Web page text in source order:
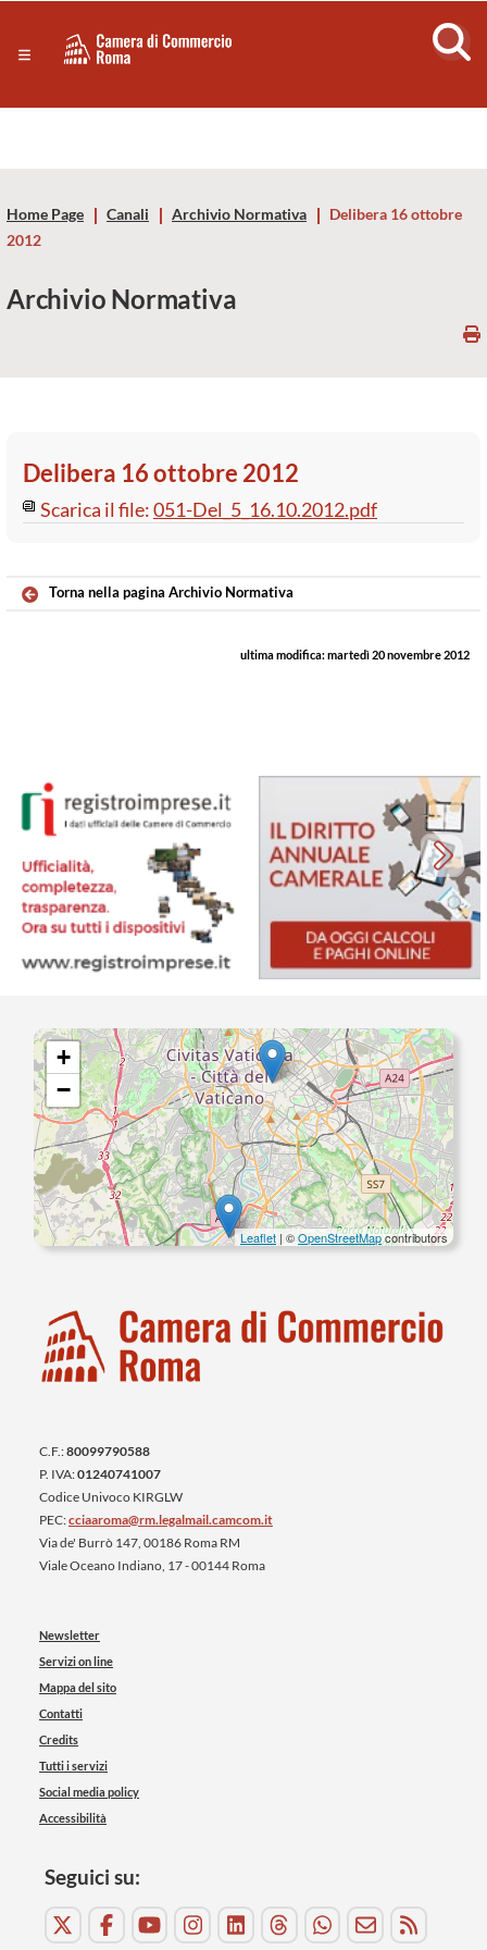
Servizi
Risorse Principali
Camera
Commercio
Roma
Roma
Home Page Canali Archivio Normativa
Delibera 16 ottobre
2012
Archivio Normativa
Delibera 16 ottobre 2012
Scarica il file:051-Del_5_16.10.2012.pdf
Torna nella pagina Archivio Normativa
ultima modifica:martedì 20 novembre 2012
+
−
Leaflet | ©OpenStreetMapcontributors
C.F.:80099790588
P. IVA:01240741007
Codice Univoco KIRGLW
PEC:cciaaroma@rm.legalmail.camcom.it
Via de' Burrò 147, 00186 Roma RM
Viale Oceano Indiano, 17 - 00144 Roma
Newsletter
Servizi on line
Mappa del sito
Contatti
Credits
Tutti i servizi
Social media policy
Accessibilità
Seguici su: